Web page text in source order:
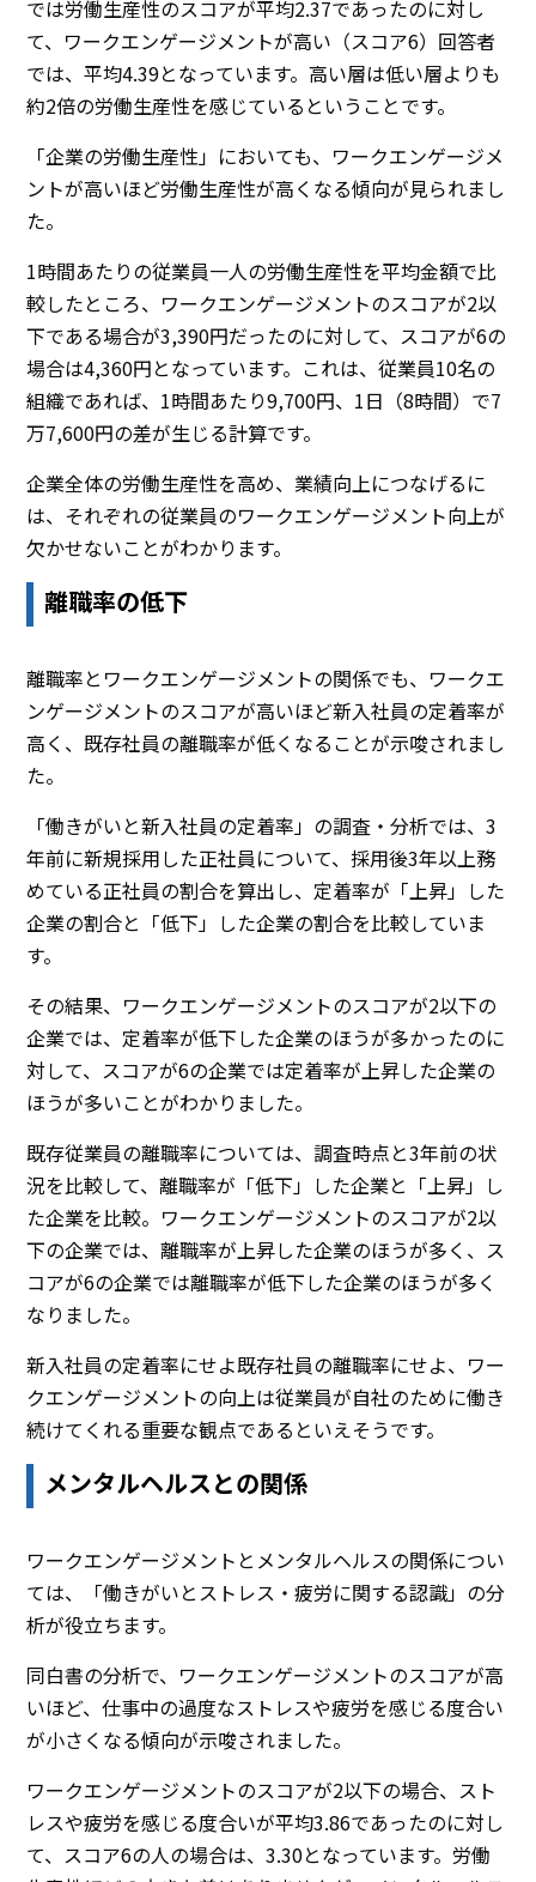
では労働生産性のスコアが平均2.37であったのに対し
て、ワークエンゲージメントが高い（スコア6）回答者
では、平均4.39となっています。高い層は低い層よりも
約2倍の労働生産性を感じているということです。
「企業の労働生産性」においても、ワークエンゲージメ
ントが高いほど労働生産性が高くなる傾向が見られまし
た。
1時間あたりの従業員一人の労働生産性を平均金額で比
較したところ、ワークエンゲージメントのスコアが2以
下である場合が3,390円だったのに対して、スコアが6の
場合は4,360円となっています。これは、従業員10名の
組織であれば、1時間あたり9,700円、1日（8時間）で7
万7,600円の差が生じる計算です。
企業全体の労働生産性を高め、業績向上につなげるに
は、それぞれの従業員のワークエンゲージメント向上が
欠かせないことがわかります。
離職率の低下
離職率とワークエンゲージメントの関係でも、ワークエ
ンゲージメントのスコアが高いほど新入社員の定着率が
高く、既存社員の離職率が低くなることが示唆されまし
た。
「働きがいと新入社員の定着率」の調査・分析では、3
年前に新規採用した正社員について、採用後3年以上務
めている正社員の割合を算出し、定着率が「上昇」した
企業の割合と「低下」した企業の割合を比較していま
す。
その結果、ワークエンゲージメントのスコアが2以下の
企業では、定着率が低下した企業のほうが多かったのに
対して、スコアが6の企業では定着率が上昇した企業の
ほうが多いことがわかりました。
既存従業員の離職率については、調査時点と3年前の状
況を比較して、離職率が「低下」した企業と「上昇」し
た企業を比較。ワークエンゲージメントのスコアが2以
下の企業では、離職率が上昇した企業のほうが多く、ス
コアが6の企業では離職率が低下した企業のほうが多く
なりました。
新入社員の定着率にせよ既存社員の離職率にせよ、ワー
クエンゲージメントの向上は従業員が自社のために働き
続けてくれる重要な観点であるといえそうです。
メンタルヘルスとの関係
ワークエンゲージメントとメンタルヘルスの関係につい
ては、「働きがいとストレス・疲労に関する認識」の分
析が役立ちます。
同白書の分析で、ワークエンゲージメントのスコアが高
いほど、仕事中の過度なストレスや疲労を感じる度合い
が小さくなる傾向が示唆されました。
ワークエンゲージメントのスコアが2以下の場合、スト
レスや疲労を感じる度合いが平均3.86であったのに対し
て、スコア6の人の場合は、3.30となっています。労働